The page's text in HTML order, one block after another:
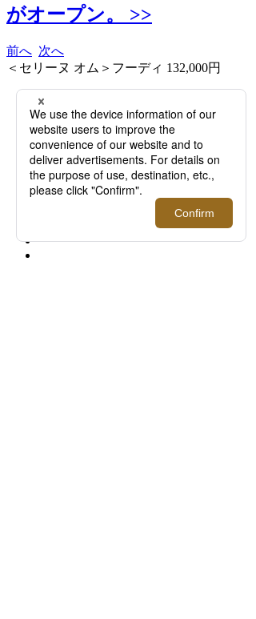
がオープン。 >>
前へ 次へ
＜セリーヌ オム＞フーディ 132,000円